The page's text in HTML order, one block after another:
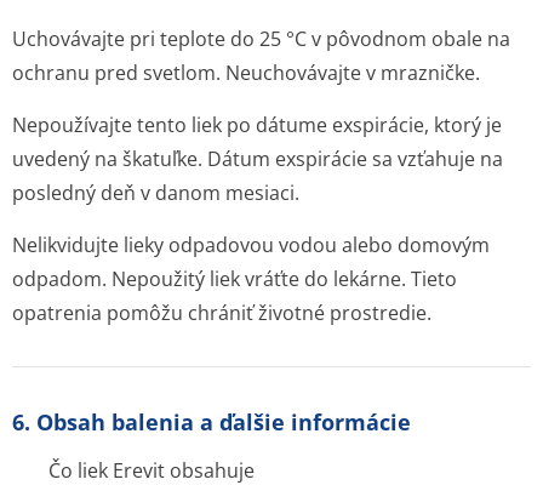
Uchovávajte pri teplote do 25 °C v pôvodnom obale na
ochranu pred svetlom. Neuchovávajte v mrazničke.
Nepoužívajte tento liek po dátume exspirácie, ktorý je
uvedený na škatuľke. Dátum exspirácie sa vzťahuje na
posledný deň v danom mesiaci.
Nelikvidujte lieky odpadovou vodou alebo domovým
odpadom. Nepoužitý liek vráťte do lekárne. Tieto
opatrenia pomôžu chrániť životné prostredie.
6. Obsah balenia a ďalšie informácie
Čo liek Erevit obsahuje